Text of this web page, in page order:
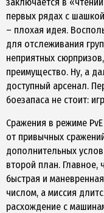
первых рядах с
– плохая идея.
для отслеживания
неприятных
преимущество. Ну, а
доступный арсенал.
боезапаса не стоит:
Сражения в режиме
от привычных
дополнительных
второй план. Главное,
быстрая и
числом, а миссия
расхождение с